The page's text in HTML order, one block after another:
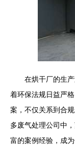
在烘干厂的生
着环保法规日益严
案，不仅关系到合
多废气处理公司中
富的案例经验，成